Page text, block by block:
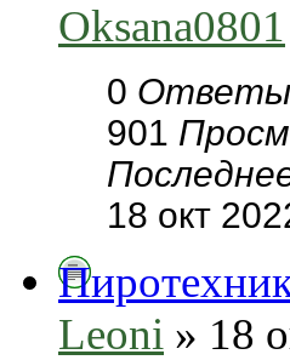
Oksana0801
0 Ответы
901
18 окт
Leoni » 18